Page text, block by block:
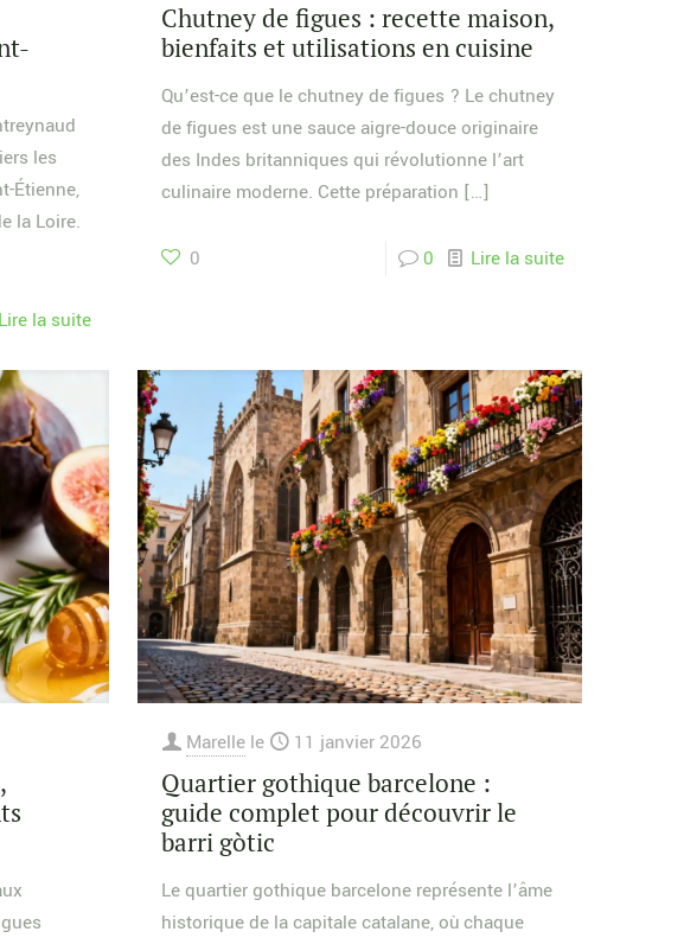
les
Étienne,
la Loire.
Lire la suite
Chutney de figues : recette maison,
bienfaits et utilisations en cuisine
Qu’est-ce que le chutney de figues ? Le chutney
de figues est une sauce aigre-douce originaire
des Indes britanniques qui révolutionne l’art
culinaire moderne. Cette préparation […]
0 0 Lire la suite
Marelle le 11 janvier 2026
Quartier gothique barcelone :
guide complet pour découvrir le
barri gòtic
Le quartier gothique barcelone représente l’âme
historique de la capitale catalane, où chaque